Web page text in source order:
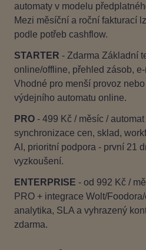
automaty v modelu
Mezi měsíční a roční fakturací
podle potřeb cashflow.
STARTER - Zdarma Základní
online/offline, přehled zásob,
Vhodné pro menší provoz
výdejního automatu online.
PRO - 499 Kč / měsíc /
synchronizace cen, sklad,
AI, prioritní podpora - první 21
vyzkoušení.
ENTERPRISE - od 992 Kč /
PRO + integrace Wolt/
analytika, SLA a vyhrazený
zdarma.